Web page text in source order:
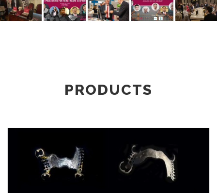
PRODUCTS